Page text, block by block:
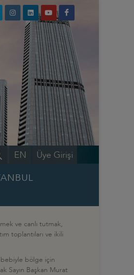
Üye Girişi
EN
ve canlı tutmak,
toplantıları ve ikili
bölge için
Sayın Başkan Murat